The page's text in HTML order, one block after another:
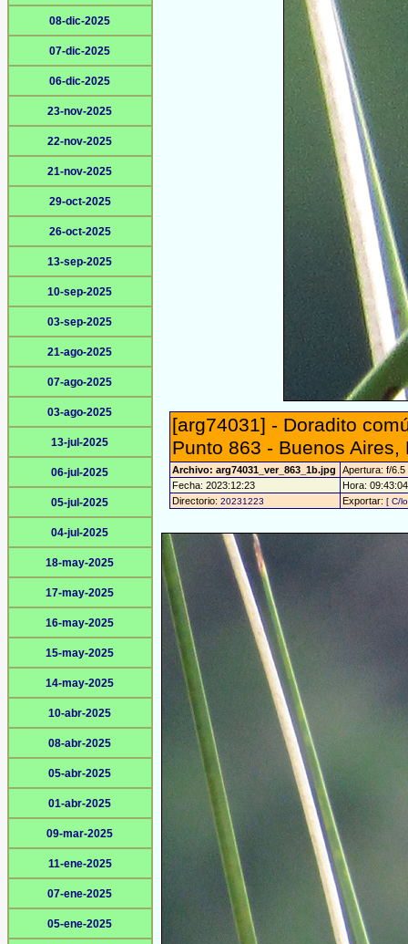
08-dic-2025
07-dic-2025
06-dic-2025
23-nov-2025
22-nov-2025
21-nov-2025
29-oct-2025
26-oct-2025
13-sep-2025
10-sep-2025
03-sep-2025
21-ago-2025
07-ago-2025
03-ago-2025
13-jul-2025
06-jul-2025
05-jul-2025
04-jul-2025
18-may-2025
17-may-2025
16-may-2025
15-may-2025
14-may-2025
10-abr-2025
08-abr-2025
05-abr-2025
01-abr-2025
09-mar-2025
11-ene-2025
07-ene-2025
05-ene-2025
[arg74031] - Doradito
Punto 863 - Buenos
Archivo: arg74031_ver_863_1b.jpg
Apertura: f/6.5
Fecha: 2023:12:23
Hora:
Directorio: 20231223 Exportar: [ C/